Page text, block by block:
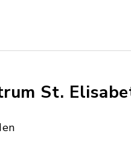
St.